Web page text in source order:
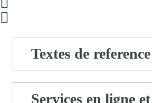
Textes de reference
Services en ligne et